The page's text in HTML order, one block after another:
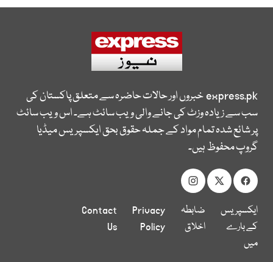
express.pkخبروں اور حالات حاضرہ سے متعلق پاکستان کی
سب سے زیادہ وزٹ کی جانے والی ویب سائٹ ہے۔ اس ویب سائٹ
پر شائع شدہ تمام مواد کے جملہ حقوق بحق ایکسپریس میڈیا
گروپ محفوظ ہیں۔
ایکسپریس
کے بارے
میں
ضابطہ
اخلاق
Privacy
Policy
Contact
Us